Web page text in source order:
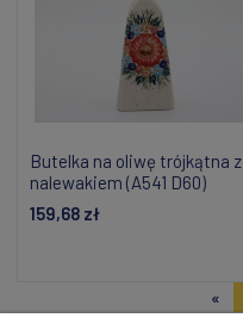
Butelka na oliwę trójkątna z
nalewakiem (A541 D60)
159,68 zł
«